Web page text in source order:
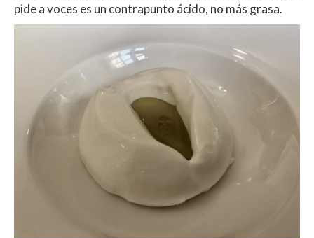
pide a voces es un contrapunto ácido, no más grasa.